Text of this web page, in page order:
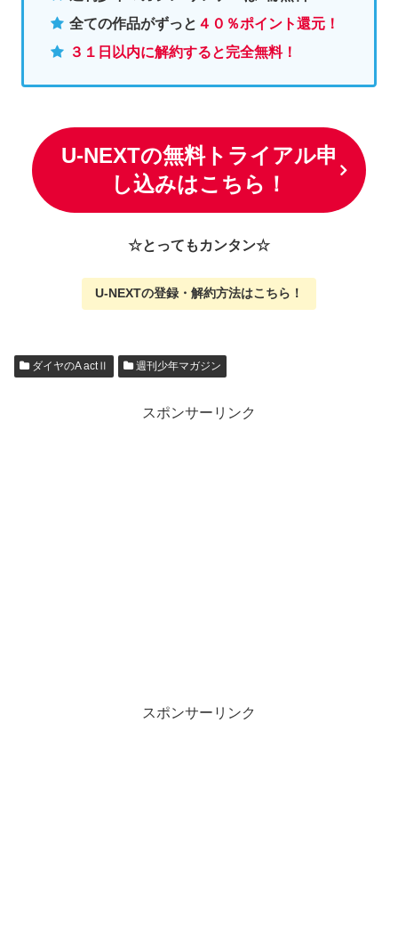
全ての作品がずっと ４０％ポイント還元！
３１日以内に解約すると完全無料！
U-NEXTの無料トライアル申
し込みはこちら！
☆とってもカンタン☆
U-NEXTの登録・解約方法はこちら ！
ダイヤのA actⅡ 週刊少年マガジン
スポンサーリンク
スポンサーリンク